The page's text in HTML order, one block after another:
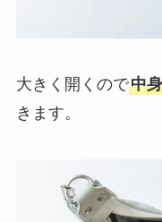
大きく開くので中
きます。